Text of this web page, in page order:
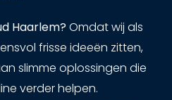
Haarlem?Omdat wij als
frisse ideeën zitten,
slimme oplossingen die
verder helpen.